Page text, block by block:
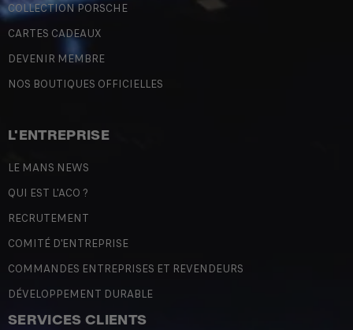
COLLECTION PORSCHE
CARTES CADEAUX
DEVENIR MEMBRE
NOS BOUTIQUES OFFICIELLES
L'ENTREPRISE
LE MANS NEWS
QUI EST L'ACO ?
RECRUTEMENT
COMITÉ D'ENTREPRISE
COMMANDES ENTREPRISES ET REVENDEURS
DÉVELOPPEMENT DURABLE
SERVICES CLIENTS